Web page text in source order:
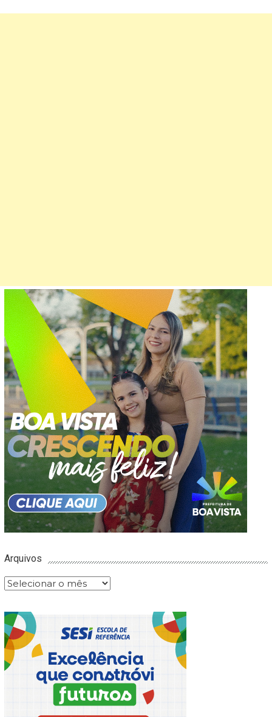
Arquivos
Arquivos